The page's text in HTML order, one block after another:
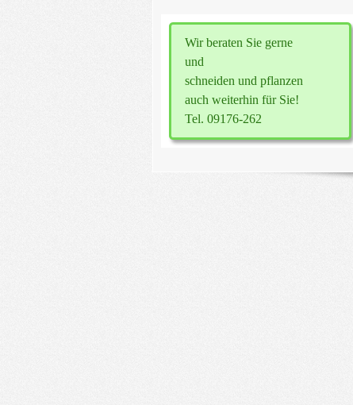
Wir beraten Sie gerne
und
schneiden und pflanzen
auch weiterhin für Sie!
Tel. 09176-262